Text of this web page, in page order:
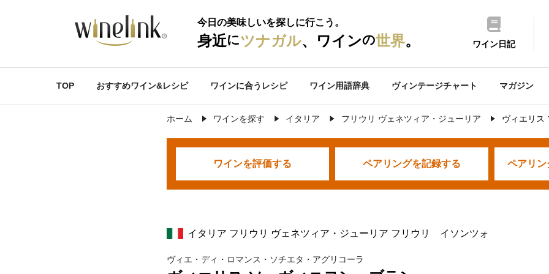
今日の美味しいを探しに行こう。
身近にツナガル、ワインの世界。 ワイン日記
TOP おすすめワイン&レシピ ワインに合うレシピ ワイン用語辞典 ヴィンテージチャート マガジン
ホーム ワインを探す イタリア フリウリ ヴェネツィア・ジューリア ヴィエリス
ワインを評価する ペアリングを記録する ペアリン
イタリア フリウリ ヴェネツィア・ジューリア フリウリ イソンツォ
ヴィエ・ディ・ロマンス・ソチエタ・アグリコーラ